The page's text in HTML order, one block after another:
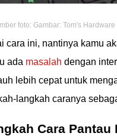
foto: Gambar: Tom's Hardware
cara ini, nantinya kamu
ada masalah dengan
lebih cepat untuk
langkah caranya
Cara Pantau